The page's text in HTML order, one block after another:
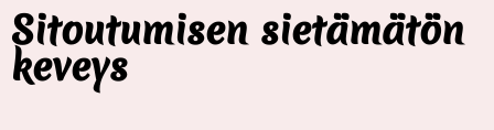
Sitoutumisen sietämätön
keveys